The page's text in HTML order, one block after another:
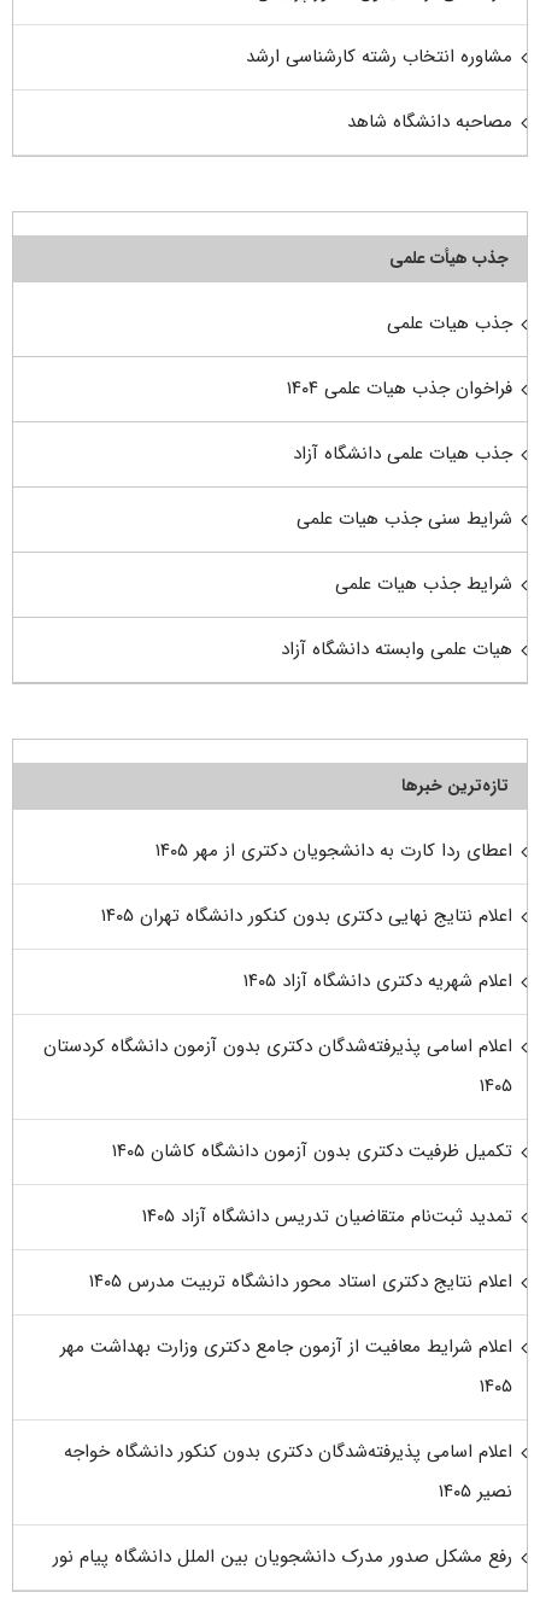
مشاوره انتخاب رشته کارشناسی ارشد
مصاحبه دانشگاه شاهد
جذب هیأت علمی
جذب هیات علمی
فراخوان جذب هیات علمی ۱۴۰۴
جذب هیات علمی دانشگاه آزاد
شرایط سنی جذب هیات علمی
شرایط جذب هیات علمی
هیات علمی وابسته دانشگاه آزاد
تازه‌ترین خبرها
اعطای ردا کارت به دانشجویان دکتری از مهر ۱۴۰۵
اعلام نتایج نهایی دکتری بدون کنکور دانشگاه تهران ۱۴۰۵
اعلام شهریه دکتری دانشگاه آزاد ۱۴۰۵
اعلام اسامی پذیرفته‌شدگان دکتری بدون آزمون دانشگاه کردستان
۱۴۰۵
تکمیل ظرفیت دکتری بدون آزمون دانشگاه کاشان ۱۴۰۵
تمدید ثبت‌نام متقاضیان تدریس دانشگاه آزاد ۱۴۰۵
اعلام نتایج دکتری استاد محور دانشگاه تربیت مدرس ۱۴۰۵
اعلام شرایط معافیت از آزمون جامع دکتری وزارت بهداشت مهر
۱۴۰۵
اعلام اسامی پذیرفته‌شدگان دکتری بدون کنکور دانشگاه خواجه
نصیر ۱۴۰۵
رفع مشکل صدور مدرک دانشجویان بین الملل دانشگاه پیام نور